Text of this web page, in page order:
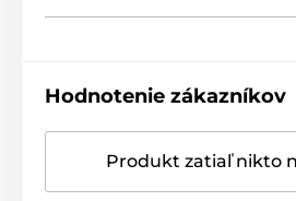
Hodnotenie zákazníkov
Produkt zatiaľ nikto